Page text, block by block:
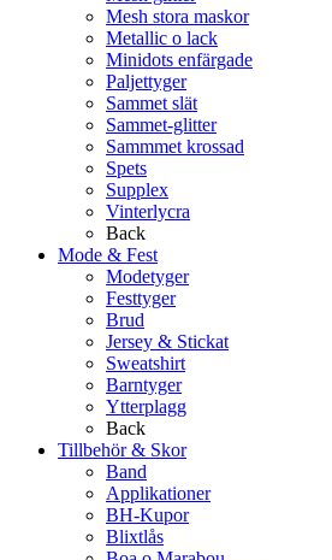
Mesh stora maskor
Metallic o lack
Minidots enfärgade
Paljettyger
Sammet slät
Sammet-glitter
Sammmet krossad
Spets
Supplex
Vinterlycra
Back
Mode & Fest
Modetyger
Festtyger
Brud
Jersey & Stickat
Sweatshirt
Barntyger
Ytterplagg
Back
Tillbehör & Skor
Band
Applikationer
BH-Kupor
Blixtlås